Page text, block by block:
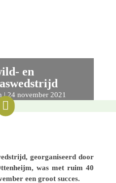
en
|24 novem­ber 2021

geor­ga­ni­seerd door
was met ruim 40
een groot succes.